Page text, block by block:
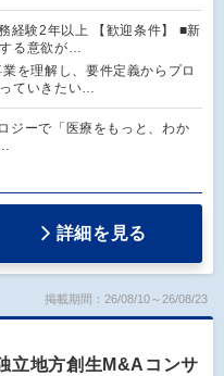
経験2年以上 【歓迎条件】 ■新
る意欲が…
業を理解し、要件定義からプロ
ていきたい…
ジーで「医療をもっと、わか
詳細を見る
掲載期間：26/08/10～26/08/23
立地方創生M&Aコンサ